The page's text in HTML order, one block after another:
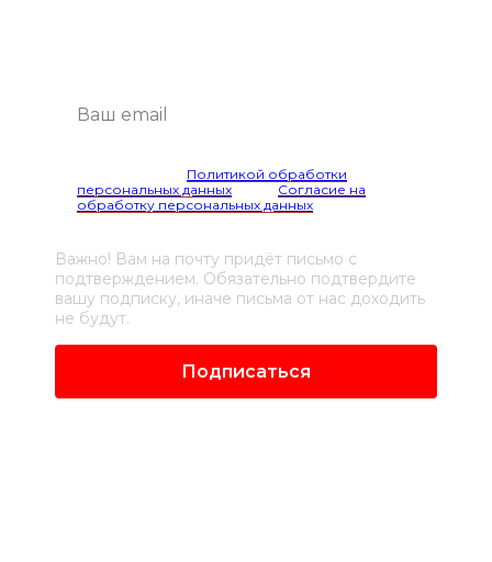
Политикой обработки
персональных данных
Согласие на
обработку персональных данных
Важно! Вам на почту придёт письмо с
подтверждением. Обязательно подтвердите
вашу подписку, иначе письма от нас доходить
не будут.
Подписаться